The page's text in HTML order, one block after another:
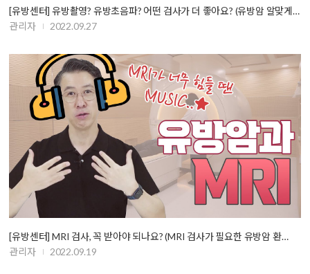
[유방센터] 유방촬영? 유방초음파? 어떤 검사가 더 좋아요? (유방암 알맞게 …
관리자
2022.09.27
[유방센터] MRI 검사, 꼭 받아야 되나요? (MRI 검사가 필요한 유방암 환…
관리자
2022.09.19